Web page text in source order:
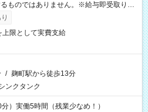
ものではありません。※給与即受取りサ
件有）
上限として実費支給
/ 麹町駅から徒歩13分
ンクタンク
）実働5時間（残業少なめ！）